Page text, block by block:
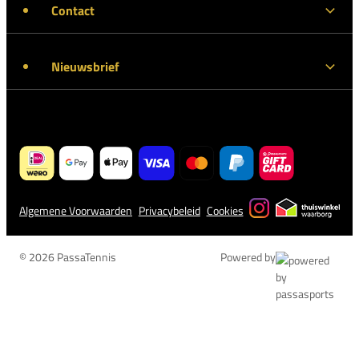
Contact
Nieuwsbrief
Algemene Voorwaarden Privacybeleid Cookies
© 2026 PassaTennis Powered by